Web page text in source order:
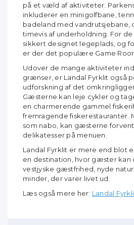
på et væld af aktiviteter.
inkluderer en minigolfbane,
badeland med vandrutsjebane,
timevis af underholdning. For de
sikkert designet legeplads, og
er der det populære Game
Udover de mange aktiviteter
grænser, er Landal Fyrklit også
udforskning af det
Gæsterne kan leje cykler og
en charmerende gammel
fremragende fiskerestauranter.
som nabo, kan gæsterne
delikatesser på menuen.
Landal Fyrklit er mere end blot
en destination, hvor gæster
vestjyske gæstfrihed, nyde
minder, der varer livet ud.
Læs også mere her: Landal